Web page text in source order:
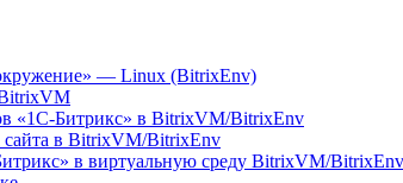
— Linux (BitrixEnv)
«1С-Битрикс» в BitrixVM/BitrixEnv
сайта в BitrixVM/BitrixEnv
в виртуальную среду BitrixVM/BitrixEnv